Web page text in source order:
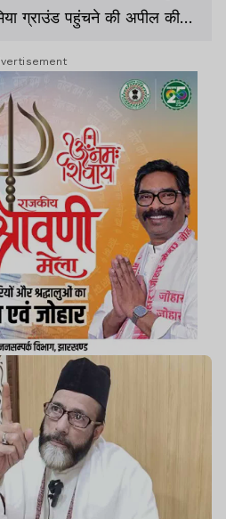
ग्राउंड पहुंचने की अपील की